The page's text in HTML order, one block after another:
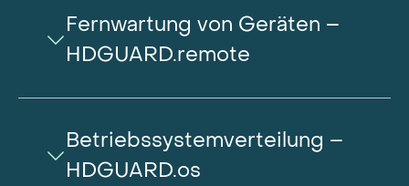
Fernwartung von Geräten –
HDGUARD.remote
Betriebssystemverteilung –
HDGUARD.os